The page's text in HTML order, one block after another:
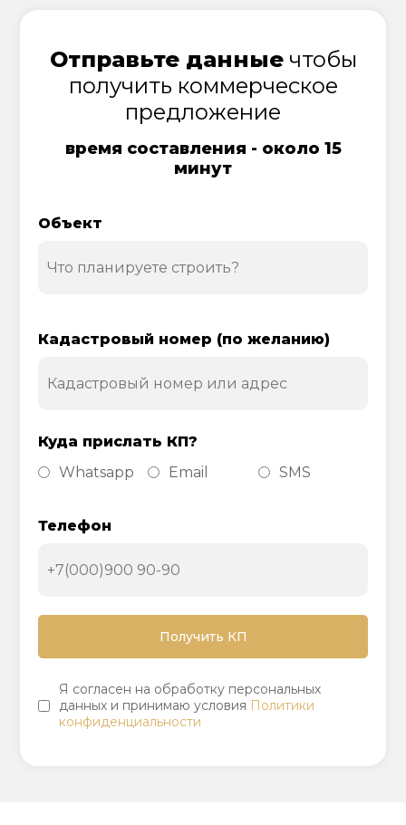
Отправьте данныечтобы
получить коммерческое
предложение
время составления - около 15
минут
Объект
Кадастровый номер (по желанию)
Куда прислать КП?
Whatsapp
Email SMS
Телефон
Я согласен на обработку персональных
данных и принимаю условия Политики
конфиденциальности